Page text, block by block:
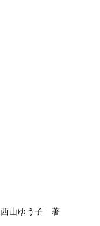
西山ゆう子 著